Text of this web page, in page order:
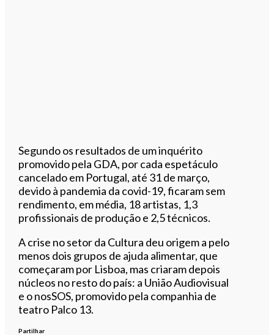
Segundo os resultados de um inquérito
promovido pela GDA, por cada espetáculo
cancelado em Portugal, até 31 de março,
devido à pandemia da covid-19, ficaram sem
rendimento, em média, 18 artistas, 1,3
profissionais de produção e 2,5 técnicos.
A crise no setor da Cultura deu origem a pelo
menos dois grupos de ajuda alimentar, que
começaram por Lisboa, mas criaram depois
núcleos no resto do país: a União Audiovisual
e o nosSOS, promovido pela companhia de
teatro Palco 13.
Partilhar